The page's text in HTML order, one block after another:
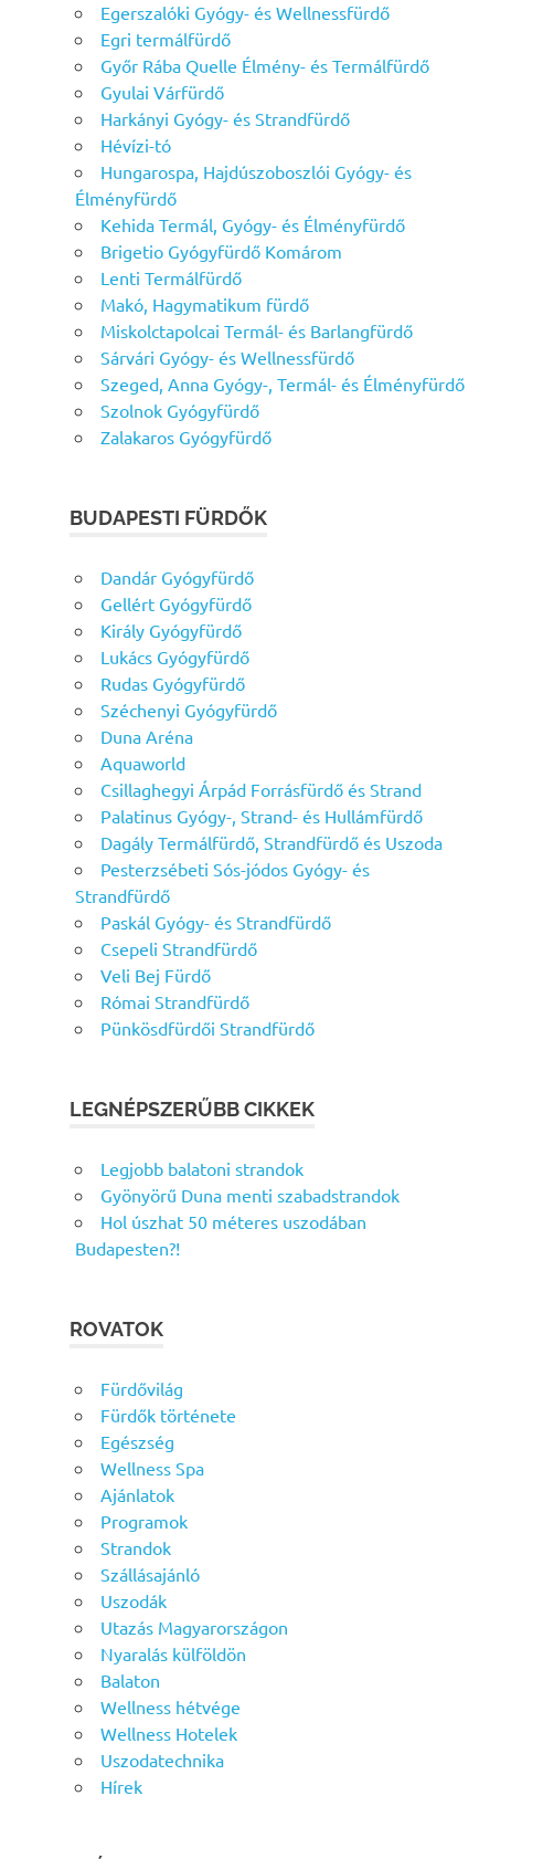
Egerszalóki Gyógy- és Wellnessfürdő
Egri termálfürdő
Győr Rába Quelle Élmény- és Termálfürdő
Gyulai Várfürdő
Harkányi Gyógy- és Strandfürdő
Hévízi-tó
Hungarospa, Hajdúszoboszlói Gyógy- és
Élményfürdő
Kehida Termál, Gyógy- és Élményfürdő
Brigetio Gyógyfürdő Komárom
Lenti Termálfürdő
Makó, Hagymatikum fürdő
Miskolctapolcai Termál- és Barlangfürdő
Sárvári Gyógy- és Wellnessfürdő
Szeged, Anna Gyógy-, Termál- és Élményfürdő
Szolnok Gyógyfürdő
Zalakaros Gyógyfürdő
BUDAPESTI FÜRDŐK
Dandár Gyógyfürdő
Gellért Gyógyfürdő
Király Gyógyfürdő
Lukács Gyógyfürdő
Rudas Gyógyfürdő
Széchenyi Gyógyfürdő
Duna Aréna
Aquaworld
Csillaghegyi Árpád Forrásfürdő és Strand
Palatinus Gyógy-, Strand- és Hullámfürdő
Dagály Termálfürdő, Strandfürdő és Uszoda
Pesterzsébeti Sós-jódos Gyógy- és
Strandfürdő
Paskál Gyógy- és Strandfürdő
Csepeli Strandfürdő
Veli Bej Fürdő
Római Strandfürdő
Pünkösdfürdői Strandfürdő
LEGNÉPSZERŰBB CIKKEK
Legjobb balatoni strandok
Gyönyörű Duna menti szabadstrandok
Hol úszhat 50 méteres uszodában
Budapesten?!
ROVATOK
Fürdővilág
Fürdők története
Egészség
Wellness Spa
Ajánlatok
Programok
Strandok
Szállásajánló
Uszodák
Utazás Magyarországon
Nyaralás külföldön
Balaton
Wellness hétvége
Wellness Hotelek
Uszodatechnika
Hírek